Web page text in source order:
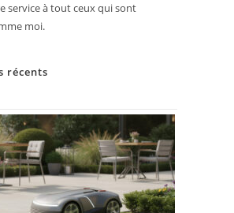
service à tout ceux qui sont
moi.
récents